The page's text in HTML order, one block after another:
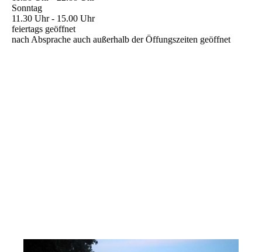
Sonntag
11.30 Uhr - 15.00 Uhr
feiertags geöffnet
nach Absprache auch außerhalb der Öffungszeiten geöffnet